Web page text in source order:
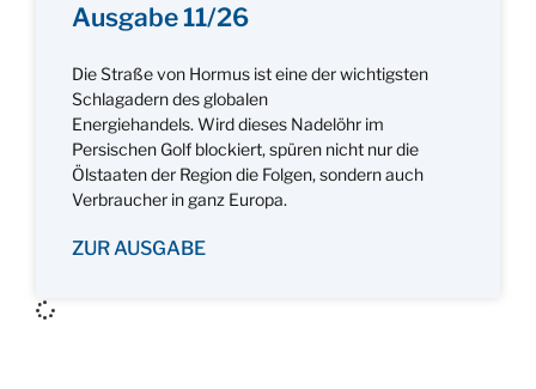
Ausgabe 11/26
Die Straße von Hormus ist eine der wichtigsten
Schlagadern des globalen
Energiehandels. Wird dieses Nadelöhr im
Persischen Golf blockiert, spüren nicht nur die
Ölstaaten der Region die Folgen, sondern auch
Verbraucher in ganz Europa.
ZUR AUSGABE